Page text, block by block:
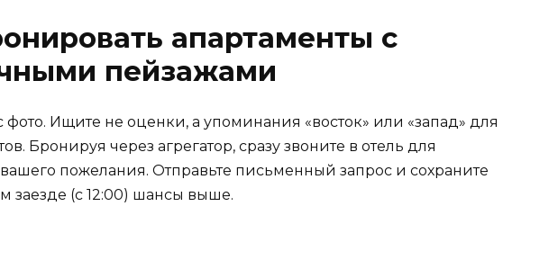
апартаменты с
пейзажами
фото. Ищите не оценки, а упоминания «восток» или «запад» для
Бронируя через агрегатор, сразу звоните в отель для
пожелания. Отправьте письменный запрос и сохраните
заезде (с 12:00) шансы выше.